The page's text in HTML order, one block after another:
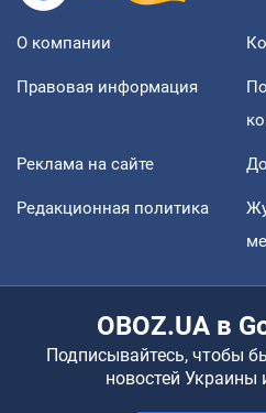
О компании
Правовая информация
Реклама на сайте
Редакционная политика
OBOZ.UA в
Подписывайтесь, чтобы
новостей Украины